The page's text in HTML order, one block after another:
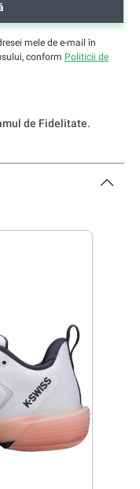
mele de e-mail în
conform Politicii de
de Fidelitate.